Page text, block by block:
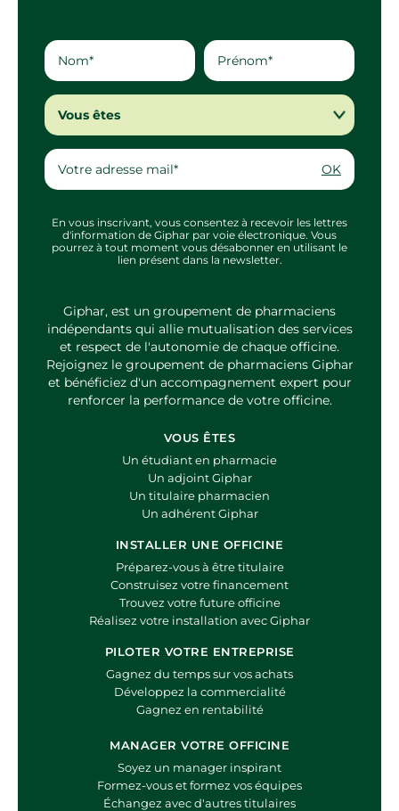
Vous êtes
OK
En vous inscrivant, vous consentez à recevoir les lettres
d'information de Giphar par voie électronique. Vous
pourrez à tout moment vous désabonner en utilisant le
lien présent dans la newsletter.
Giphar, est un groupement de pharmaciens
indépendants qui allie mutualisation des services
et respect de l'autonomie de chaque officine.
Rejoignez le groupement de pharmaciens Giphar
et bénéficiez d'un accompagnement expert pour
renforcer la performance de votre officine.
VOUS ÊTES
Un étudiant en pharmacie
Un adjoint Giphar
Un titulaire pharmacien
Un adhérent Giphar
INSTALLER UNE OFFICINE
Préparez-vous à être titulaire
Construisez votre financement
Trouvez votre future officine
Réalisez votre installation avec Giphar
PILOTER VOTRE ENTREPRISE
Gagnez du temps sur vos achats
Développez la commercialité
Gagnez en rentabilité
MANAGER VOTRE OFFICINE
Soyez un manager inspirant
Formez-vous et formez vos équipes
Échangez avec d'autres titulaires